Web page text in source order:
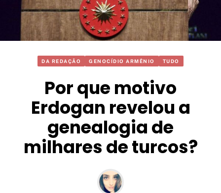
DA REDAÇÃO GENOCÍDIO ARMÊNIO TUDO
Por que motivo
Erdogan revelou a
genealogia de
milhares de turcos?